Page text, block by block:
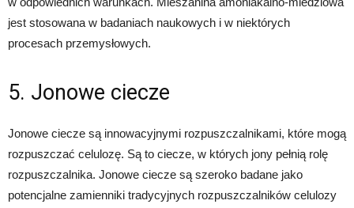
jest stosowana w badaniach naukowych i w niektórych
procesach przemysłowych.
5. Jonowe ciecze
Jonowe ciecze są innowacyjnymi rozpuszczalnikami, które mogą
rozpuszczać celulozę. Są to ciecze, w których jony pełnią rolę
rozpuszczalnika. Jonowe ciecze są szeroko badane jako
potencjalne zamienniki tradycyjnych rozpuszczalników celulozy